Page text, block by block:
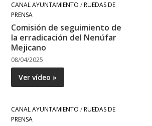
CANAL AYUNTAMIENTO /RUEDAS DE
PRENSA
Comisión de seguimiento de
la erradicación del Nenúfar
Mejicano
08/04/2025
Ver vídeo »
CANAL AYUNTAMIENTO /RUEDAS DE
PRENSA